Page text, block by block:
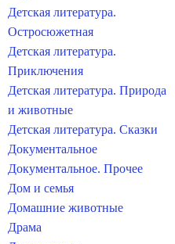
Детская литература.
Остросюжетная
Детская литература.
Приключения
Детская литература. Природа
и животные
Детская литература. Сказки
Документальное
Документальное. Прочее
Дом и семья
Домашние животные
Драма